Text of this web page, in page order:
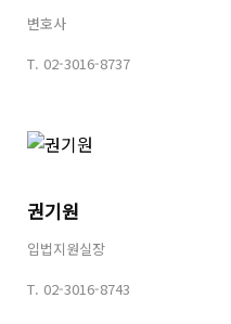
변호사
T. 02-3016-8737
권기원
입법지원실장
T. 02-3016-8743